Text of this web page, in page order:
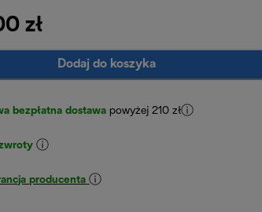
zł
Dodaj do koszyka
bezpłatna dostawa powyżej 210 zł
producenta